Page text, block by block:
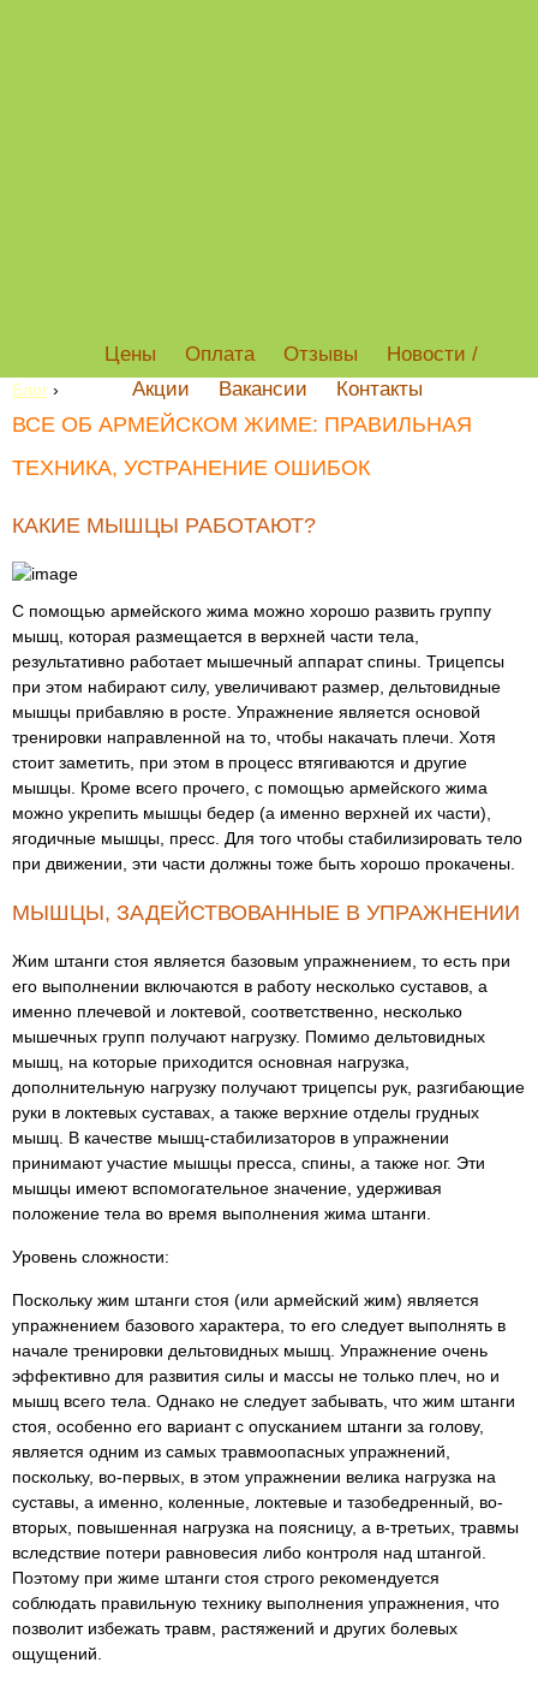
Цены Оплата Отзывы
Новости /
Акции
Вакансии Контакты
Блог ›
ВСЕ ОБ АРМЕЙСКОМ ЖИМЕ: ПРАВИЛЬНАЯ
ТЕХНИКА, УСТРАНЕНИЕ ОШИБОК
КАКИЕ МЫШЦЫ РАБОТАЮТ?
С помощью армейского жима можно хорошо развить группу
мышц, которая размещается в верхней части тела,
результативно работает мышечный аппарат спины. Трицепсы
при этом набирают силу, увеличивают размер, дельтовидные
мышцы прибавляю в росте. Упражнение является основой
тренировки направленной на то, чтобы накачать плечи. Хотя
стоит заметить, при этом в процесс втягиваются и другие
мышцы. Кроме всего прочего, с помощью армейского жима
можно укрепить мышцы бедер (а именно верхней их части),
ягодичные мышцы, пресс. Для того чтобы стабилизировать тело
при движении, эти части должны тоже быть хорошо прокачены.
МЫШЦЫ, ЗАДЕЙСТВОВАННЫЕ В УПРАЖНЕНИИ
Жим штанги стоя является базовым упражнением, то есть при
его выполнении включаются в работу несколько суставов, а
именно плечевой и локтевой, соответственно, несколько
мышечных групп получают нагрузку. Помимо дельтовидных
мышц, на которые приходится основная нагрузка,
дополнительную нагрузку получают трицепсы рук, разгибающие
руки в локтевых суставах, а также верхние отделы грудных
мышц. В качестве мышц-стабилизаторов в упражнении
принимают участие мышцы пресса, спины, а также ног. Эти
мышцы имеют вспомогательное значение, удерживая
положение тела во время выполнения жима штанги.
Уровень сложности:
Поскольку жим штанги стоя (или армейский жим) является
упражнением базового характера, то его следует выполнять в
начале тренировки дельтовидных мышц. Упражнение очень
эффективно для развития силы и массы не только плеч, но и
мышц всего тела. Однако не следует забывать, что жим штанги
стоя, особенно его вариант с опусканием штанги за голову,
является одним из самых травмоопасных упражнений,
поскольку, во-первых, в этом упражнении велика нагрузка на
суставы, а именно, коленные, локтевые и тазобедренный, во-
вторых, повышенная нагрузка на поясницу, а в-третьих, травмы
вследствие потери равновесия либо контроля над штангой.
Поэтому при жиме штанги стоя строго рекомендуется
соблюдать правильную технику выполнения упражнения, что
позволит избежать травм, растяжений и других болевых
ощущений.